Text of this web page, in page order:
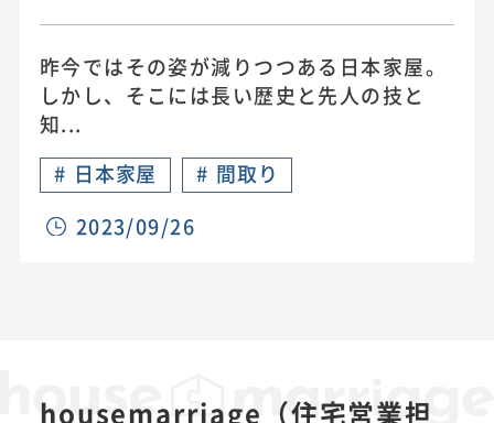
昨今ではその姿が減りつつある日本家屋。
しかし、そこには長い歴史と先人の技と
知...
# 日本家屋 # 間取り
2023/09/26
housemarriage（住宅営業担